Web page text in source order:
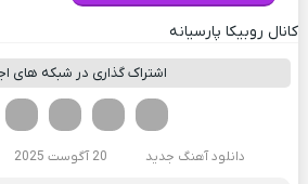
کانال روبیکا پارسیانه
اشتراک گذاری در شبکه های
تویتر
فیسوک
دانلود آهنگ جدید 20 آگوست 2025